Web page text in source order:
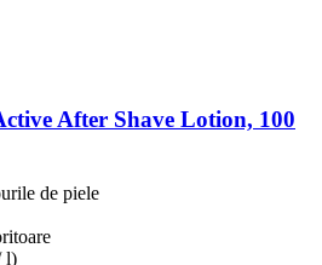
After Shave Lotion, 100
de piele
l)